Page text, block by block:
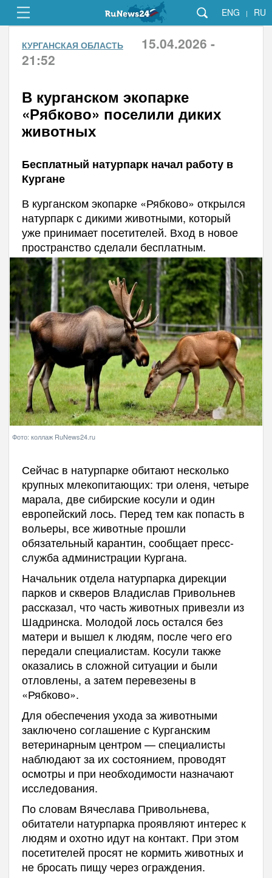
ENG | RU
КУРГАНСКАЯ ОБЛАСТЬ
15.04.2026 -
21:52
В курганском экопарке
«Рябково» поселили диких
животных
Бесплатный натурпарк начал работу в
Кургане
В курганском экопарке «Рябково» открылся
натурпарк с дикими животными, который
уже принимает посетителей. Вход в новое
пространство сделали бесплатным.
Фото: коллаж RuNews24.ru
Сейчас в натурпарке обитают несколько
крупных млекопитающих: три оленя, четыре
марала, две сибирские косули и один
европейский лось. Перед тем как попасть в
вольеры, все животные прошли
обязательный карантин, сообщает пресс-
служба администрации Кургана.
Начальник отдела натурпарка дирекции
парков и скверов Владислав Привольнев
рассказал, что часть животных привезли из
Шадринска. Молодой лось остался без
матери и вышел к людям, после чего его
передали специалистам. Косули также
оказались в сложной ситуации и были
отловлены, а затем перевезены в
«Рябково».
Для обеспечения ухода за животными
заключено соглашение с Курганским
ветеринарным центром — специалисты
наблюдают за их состоянием, проводят
осмотры и при необходимости назначают
исследования.
По словам Вячеслава Привольнева,
обитатели натурпарка проявляют интерес к
людям и охотно идут на контакт. При этом
посетителей просят не кормить животных и
не бросать пищу через ограждения.